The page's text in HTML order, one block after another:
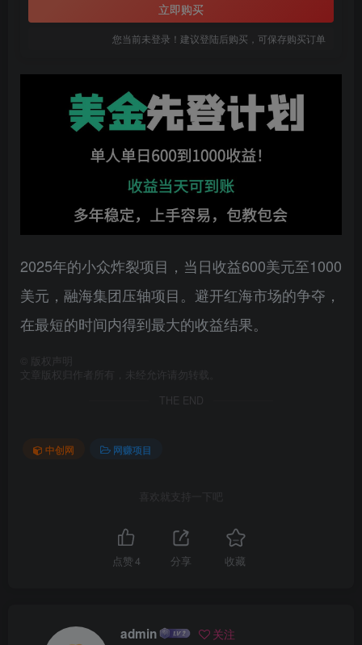
立即购买
您当前未登录！建议登陆后购买，可保存购买订单
2025年的小众炸裂项目，当日收益600美元至1000
美元，融海集团压轴项目。避开红海市场的争夺，
在最短的时间内得到最大的收益结果。
版权声明
文章版权归作者所有，未经允许请勿转载。
THE END
中创网 网赚项目
喜欢就支持一下吧
点赞4 分享 收藏
admin 关注